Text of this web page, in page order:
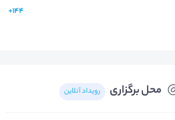
144+
محل برگزاری رویداد آنلاین